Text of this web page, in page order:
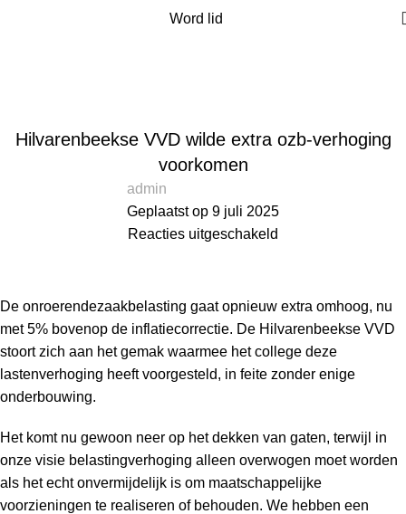
Word lid
Hilvarenbeekse VVD wilde extra ozb-verhoging
voorkomen
admin
Geplaatst op 9 juli 2025
Reacties uitgeschakeld
De onroerendezaakbelasting gaat opnieuw extra omhoog, nu
met 5% bovenop de inflatiecorrectie. De Hilvarenbeekse VVD
stoort zich aan het gemak waarmee het college deze
lastenverhoging heeft voorgesteld, in feite zonder enige
onderbouwing.
Het komt nu gewoon neer op het dekken van gaten, terwijl in
onze visie belastingverhoging alleen overwogen moet worden
als het echt onvermijdelijk is om maatschappelijke
voorzieningen te realiseren of behouden. We hebben een